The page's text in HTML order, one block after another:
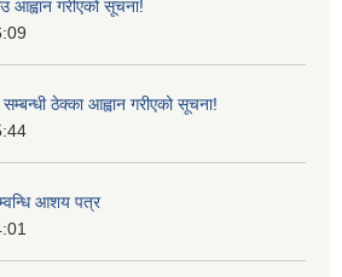
आह्वान गरीएको सूचना!
ठेक्का आह्वान गरीएको सूचना!
आशय पत्र